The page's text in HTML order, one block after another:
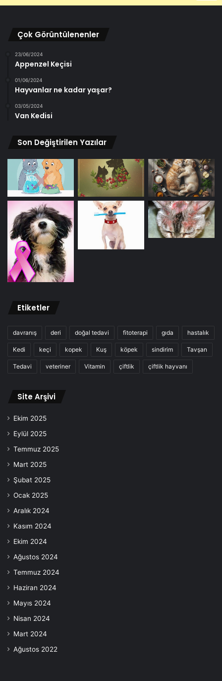
Çok Görüntülenenler
23/06/2024
Appenzel Keçisi
01/06/2024
Hayvanlar ne kadar yaşar?
03/05/2024
Van Kedisi
Son Değiştirilen Yazılar
Etiketler
davranış deri doğal tedavi fitoterapi gıda hastalık
Kedi keçi kopek Kuş köpek sindirim Tavşan
Tedavi veteriner Vitamin çiftlik çiftlik hayvanı
Site Arşivi
Ekim 2025
Eylül 2025
Temmuz 2025
Mart 2025
Şubat 2025
Ocak 2025
Aralık 2024
Kasım 2024
Ekim 2024
Ağustos 2024
Temmuz 2024
Haziran 2024
Mayıs 2024
Nisan 2024
Mart 2024
Ağustos 2022